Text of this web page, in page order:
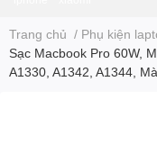
Trang chủ / Phụ kiện
Sạc Macbook Pro 60W,
A1330, A1342, A1344,